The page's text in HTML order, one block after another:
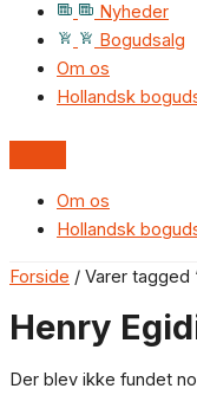
Nyheder
Bogudsalg
Om os
Hollandsk
Om os
Hollandsk
Forside / Varer tagged
Henry
Der blev ikke fundet